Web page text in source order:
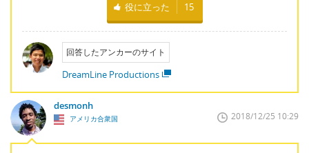
役に立った 15
回答したアンカーのサイト
DreamLine Productions
desmonh
アメリカ合衆国 2018/12/25 10:29